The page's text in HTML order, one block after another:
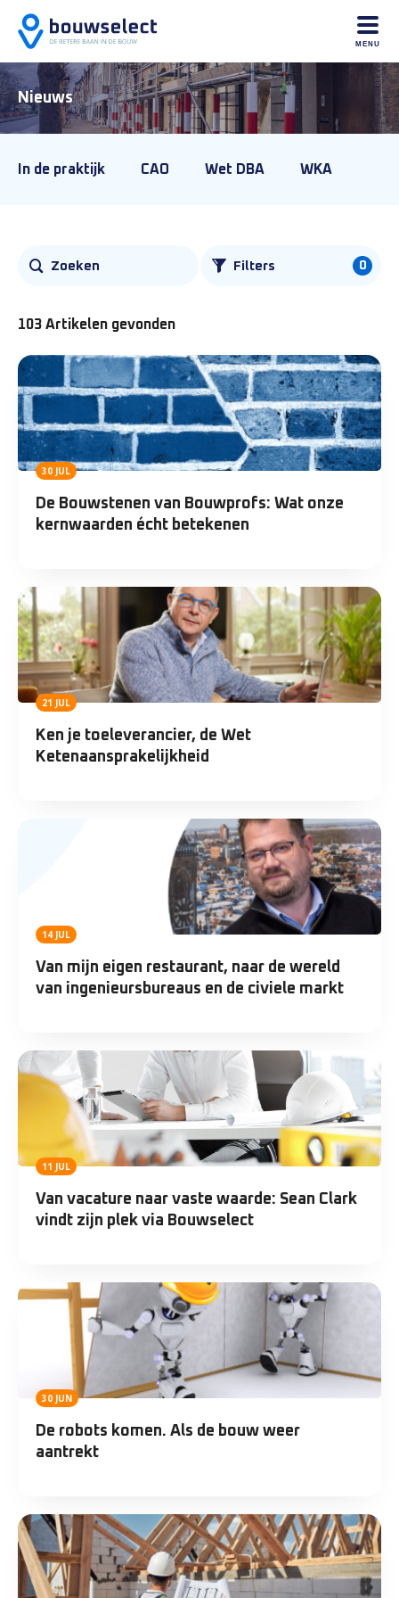
MENU
Nieuws
In de praktijk CAO Wet DBA WKA
Zoeken Filters 0
103 Artikelen gevonden
30 JUL
De Bouwstenen van Bouwprofs: Wat onze
kernwaarden écht betekenen
21 JUL
Ken je toeleverancier, de Wet
Ketenaansprakelijkheid
14 JUL
Van mijn eigen restaurant, naar de wereld
van ingenieursbureaus en de civiele markt
11 JUL
Van vacature naar vaste waarde: Sean Clark
vindt zijn plek via Bouwselect
30 JUN
De robots komen. Als de bouw weer
aantrekt